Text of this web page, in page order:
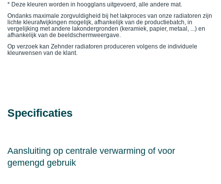
* Deze kleuren worden in hoogglans uitgevoerd, alle andere mat.
Ondanks maximale zorgvuldigheid bij het lakproces van onze radiatoren zijn
lichte kleurafwijkingen mogelijk, afhankelijk van de productiebatch, in
vergelijking met andere lakondergronden (keramiek, papier, metaal, ...) en
afhankelijk van de beeldschermweergave.
Op verzoek kan Zehnder radiatoren produceren volgens de individuele
kleurwensen van de klant.
Specificaties
Aansluiting op centrale verwarming of voor
gemengd gebruik